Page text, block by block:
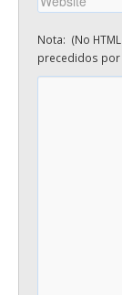
Nota: (No
precedidos por